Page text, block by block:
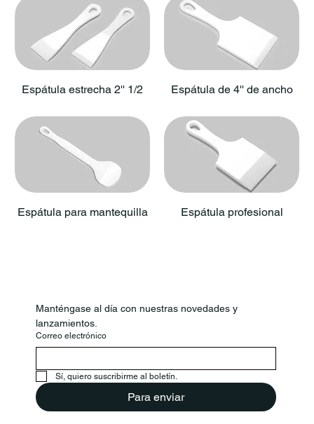
Espátula estrecha 2'' 1/2 Espátula de 4'' de ancho
Espátula para mantequilla Espátula profesional
Manténgase al día con nuestras novedades y
lanzamientos.
Correo electrónico
Sí, quiero suscribirme al boletín.
Para enviar